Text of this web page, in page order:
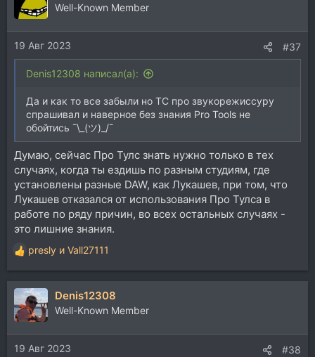
и
и
:
Well-Known Member
19 Авг 2023 #37
Denis12308 написал(а):
Да и как то все забыли но ТС про звукорежиссуру
спрашивал и наверное без знания Pro Tools не
обойтись ¯\_(ツ)_/¯
Думаю, сейчас Про Тулс знать нужно только в тех
случаях, когда ты ездишь по разным студиям, где
установлены разные DAW, как Лукашев, при том, что
Лукашев отказался от использования Про Тулса в
работе по ряду причин, во всех остальных случаях -
это лишние знания.
Р
е
а
к
ц
и
и
:
presly и Vall27111
Denis12308
Well-Known Member
19 Авг 2023 #38